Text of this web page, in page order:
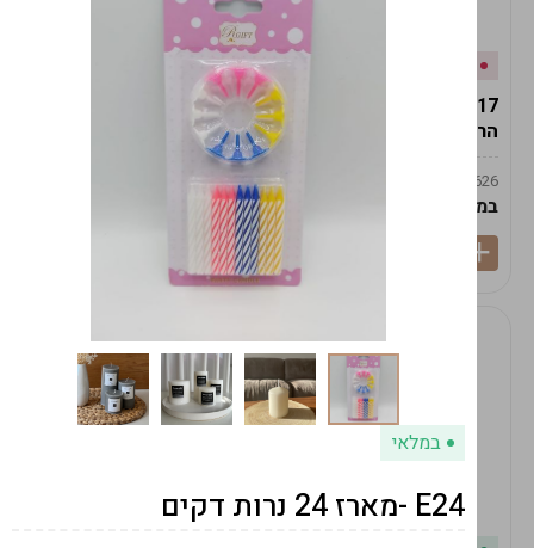
הרמס 19ס"מ -לבן נקי
9009492379626
במארז
במלאי
19ס"מ -לבן מנוקד
9009492379626
במארז
במלאי
E24 -מארז 24 נרות דקים